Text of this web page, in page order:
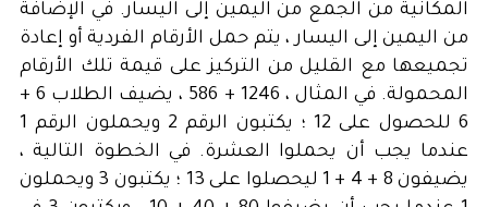
المكانية من الجمع من اليمين إلى اليسار. في الإضافة
من اليمين إلى اليسار ، يتم حمل الأرقام الفردية أو إعادة
تجميعها مع القليل من التركيز على قيمة تلك الأرقام
المحمولة. في المثال ، 1246 + 586 ، يضيف الطلاب 6 +
6 للحصول على 12 ؛ يكتبون الرقم 2 ويحملون الرقم 1
عندما يجب أن يحملوا العشرة. في الخطوة التالية ،
يضيفون 8 + 4 + 1 ليحصلوا على 13 ؛ يكتبون 3 ويحملون